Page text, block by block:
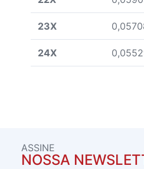
23X
24X
ASSINE
NOSSA